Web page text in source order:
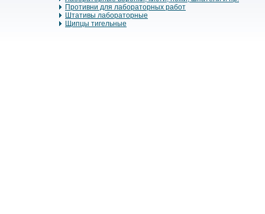
Противни для лабораторных работ
Штативы лабораторные
Щипцы тигельные